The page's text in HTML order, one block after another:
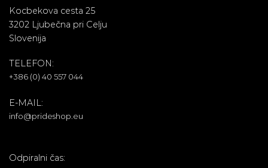
Kocbekova cesta 25
3202 Ljubečna pri Celju
Slovenija
TELEFON:
+386 (0) 40 557 044
E-MAIL:
info@prideshop.eu
Odpiralni čas: